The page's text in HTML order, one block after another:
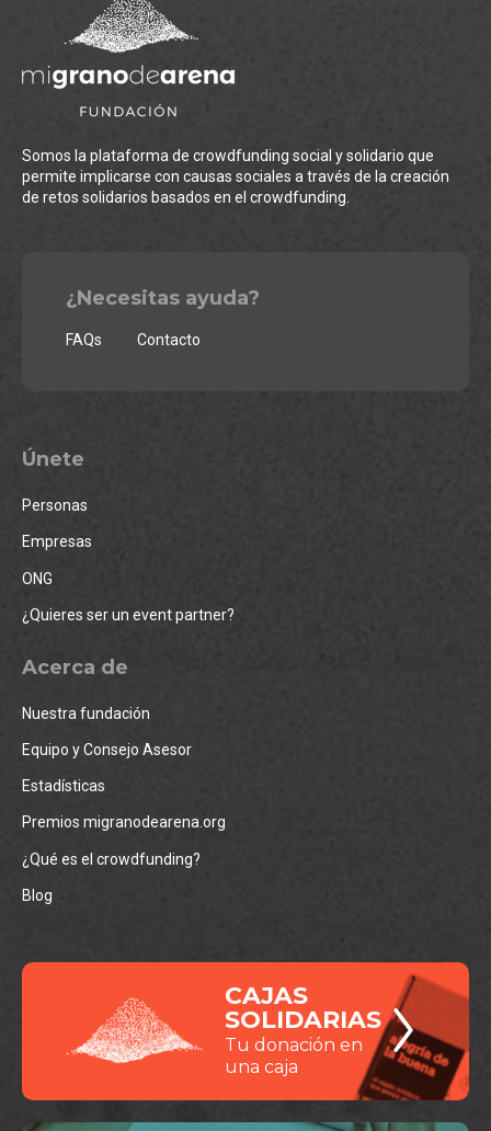
Somos la plataforma de crowdfunding social y solidario que
permite implicarse con causas sociales a través de la creación
de retos solidarios basados en el crowdfunding.
¿Necesitas ayuda?
FAQs Contacto
Únete
Personas
Empresas
ONG
¿Quieres ser un event partner?
Acerca de
Nuestra fundación
Equipo y Consejo Asesor
Estadísticas
Premios migranodearena.org
¿Qué es el crowdfunding?
Blog
CAJAS
SOLIDARIAS
Tu donación en
una caja